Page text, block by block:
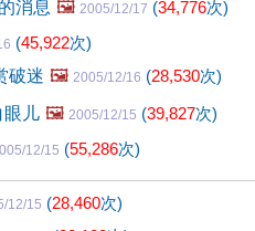
消息 🖼️ 2005/12/17 (34,776次)
(45,922次)
破迷 🖼️ 2005/12/16 (28,530次)
眼儿 🖼️ 2005/12/15 (39,827次)
12/15 (55,286次)
12/15 (28,460次)